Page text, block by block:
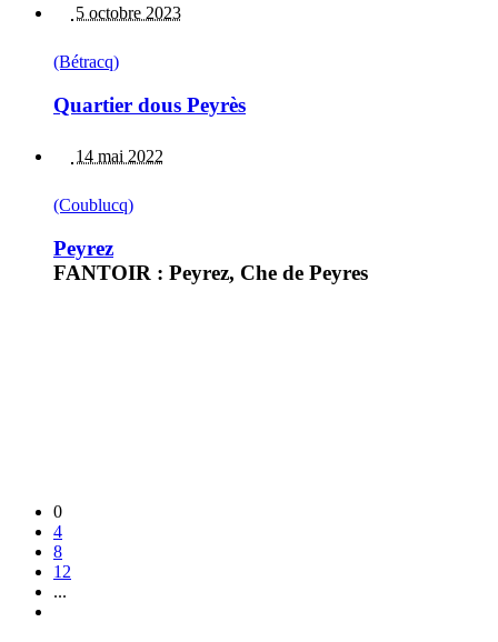
5 octobre 2023
(Bétracq)
Quartier dous Peyrès
14 mai 2022
(Coublucq)
Peyrez
FANTOIR : Peyrez, Che de Peyres
0
4
8
12
...